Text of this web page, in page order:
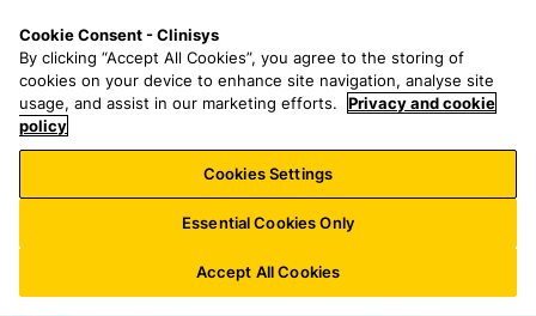
a
r
h
f
o
:
n
u
Cookie Consent - Clinisys
By clicking “Accept All Cookies”, you agree to the storing of
cookies on your device to enhance site navigation, analyse site
usage, and assist in our marketing efforts.
Privacy and cookie
policy
Cookies Settings
Essential Cookies Only
Accept All Cookies